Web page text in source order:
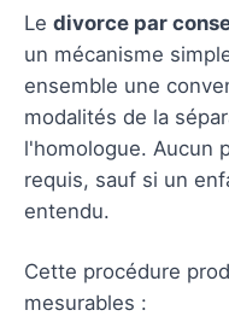
Le divorce par
un mécanisme
ensemble une
modalités de la
l'homologue. Aucun
requis, sauf si un
entendu.
Cette procédure
mesurables :